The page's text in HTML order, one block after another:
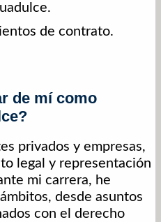
de contrato.
de mí como
privados y empresas,
legal y representación
mi carrera, he
desde asuntos
con el derecho